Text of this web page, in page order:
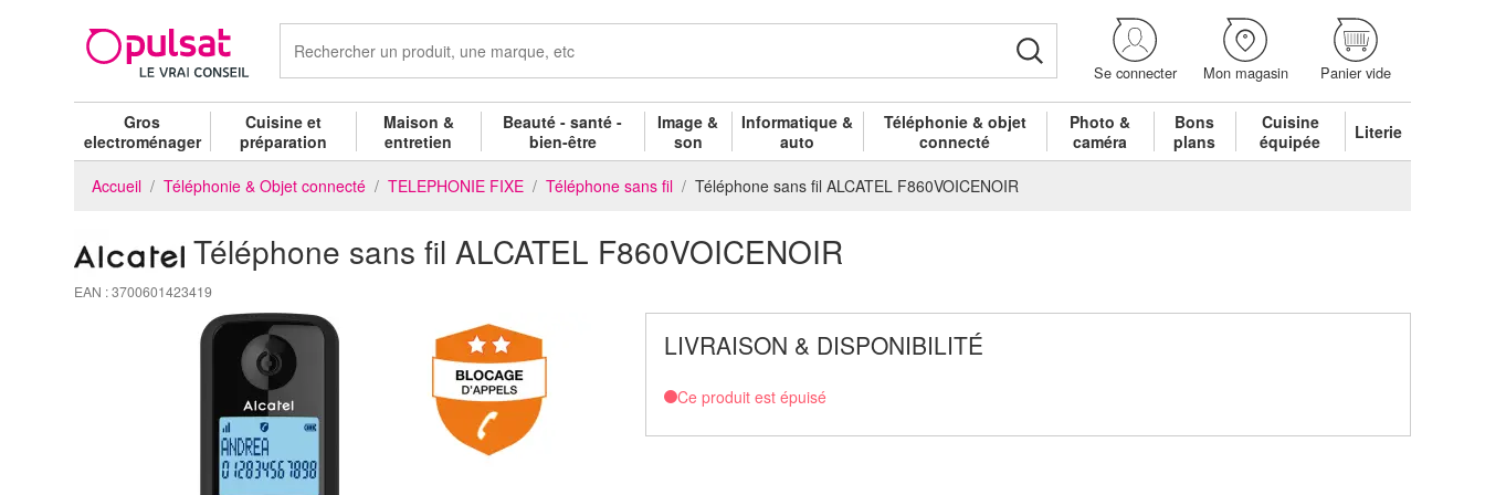
Se connecter Mon magasin Panier vide
Gros
electroménager
Cuisine et
préparation
Maison &
entretien
Beauté - santé -
bien-être
Image &
son
Informatique &
auto
Téléphonie & objet
connecté
Photo &
caméra
Bons
plans
Cuisine
équipée
Literie
Accueil Téléphonie & Objet connecté TELEPHONIE FIXE Téléphone sans fil Téléphone sans fil ALCATEL F860VOICENOIR
Téléphone sans fil ALCATEL F860VOICENOIR
EAN : 3700601423419
LIVRAISON & DISPONIBILITÉ
Ce produit est épuisé